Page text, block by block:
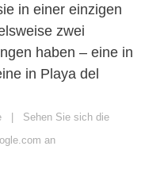
in einer einzigen
zwei
haben – eine in
in Playa del
| Sehen Sie sich die
an